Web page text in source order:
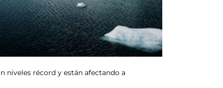
niveles récord y están afectando a